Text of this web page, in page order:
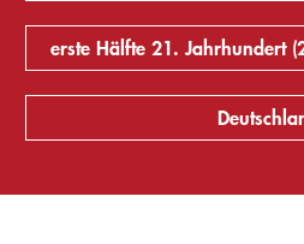
erste Hälfte 21. Jahrhundert